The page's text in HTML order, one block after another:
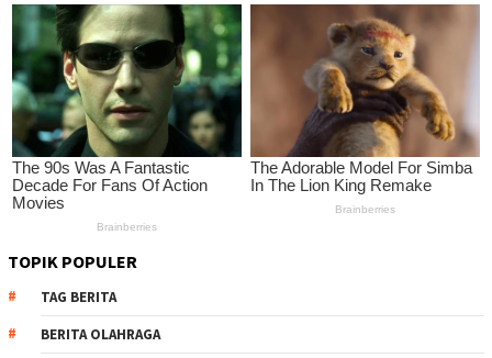
TOPIK POPULER
TAG BERITA
BERITA OLAHRAGA